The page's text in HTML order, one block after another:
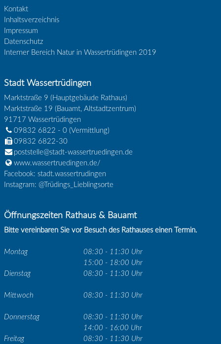
Kontakt
Inhaltsverzeichnis
Impressum
Datenschutz
Interner Bereich Natur in Wassertrüdingen 2019
Stadt Wassertrüdingen
Marktstraße 9 (Hauptgebäude Rathaus)
Marktstraße 19 (Bauamt, Altstadtzentrum)
91717 Wassertrüdingen
09832 6822 - 0(Vermittlung)
09832 6822-30
poststelle@stadt-wassertruedingen.de
www.wassertruedingen.de/
Facebook: stadt.wassertrudingen
Instagram: @Trüdings_Lieblingsorte
Öffnungszeiten Rathaus & Bauamt
Bitte vereinbaren Sie vor Besuch des Rathauses einen Termin.
Montag
08:30 - 11:30 Uhr
15:00 - 18:00 Uhr
Dienstag
08:30 - 11:30 Uhr
Mittwoch 08:30 - 11:30 Uhr
Donnerstag
08:30 - 11:30 Uhr
14:00 - 16:00 Uhr
Freitag
08:30 - 11:30 Uhr